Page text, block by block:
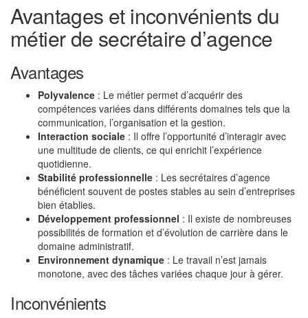
Avantages et inconvénients du
métier de secrétaire d’agence
Avantages
Polyvalence : Le métier permet d’acquérir des
compétences variées dans différents domaines tels que la
communication, l’organisation et la gestion.
Interaction sociale : Il offre l’opportunité d’interagir avec
une multitude de clients, ce qui enrichit l’expérience
quotidienne.
Stabilité professionnelle : Les secrétaires d’agence
bénéficient souvent de postes stables au sein d’entreprises
bien établies.
Développement professionnel : Il existe de nombreuses
possibilités de formation et d’évolution de carrière dans le
domaine administratif.
Environnement dynamique : Le travail n’est jamais
monotone, avec des tâches variées chaque jour à gérer.
Inconvénients